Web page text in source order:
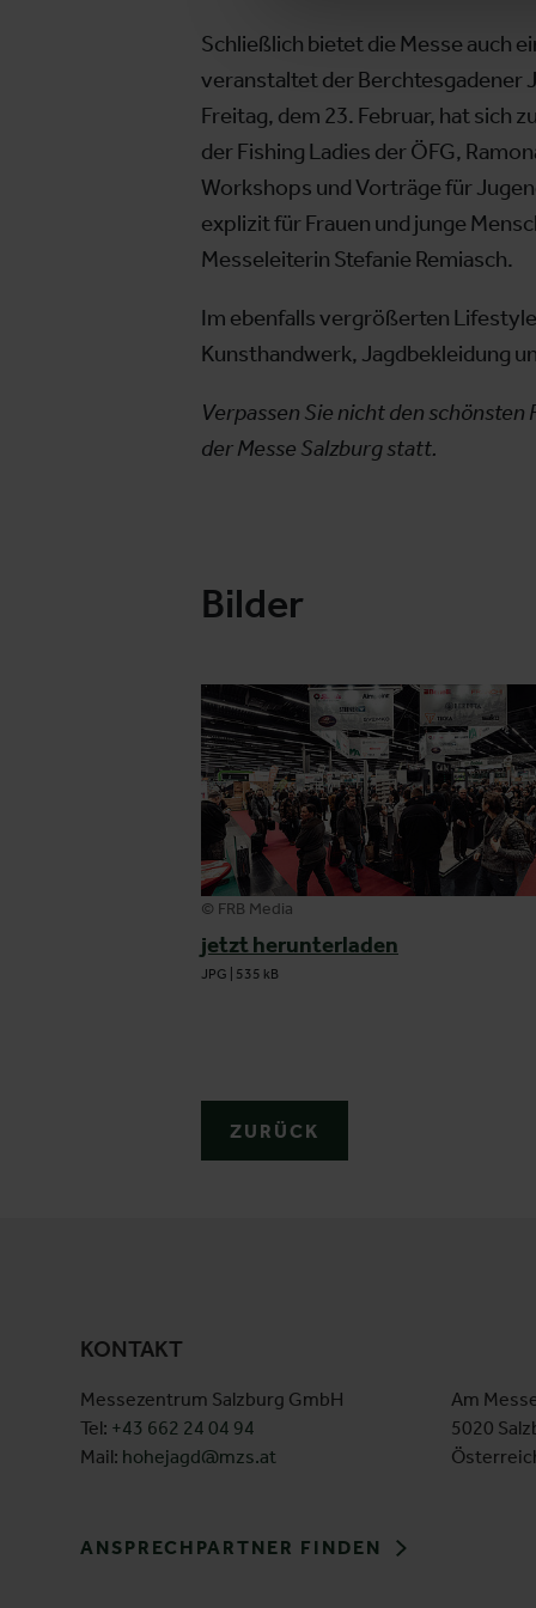
Schließlich bietet die Messe auch
veranstaltet der Berchtesgadener
Freitag, dem 23. Februar, hat sich
der Fishing Ladies der ÖFG,
Workshops und Vorträge für
explizit für Frauen und junge
Messeleiterin Stefanie Remiasch.
Im ebenfalls vergrößerten
Kunsthandwerk, Jagdbekleidung
Verpassen Sie nicht den schönsten
der Messe Salzburg statt.
Bilder
© FRB Media
jetzt herunterladen
JPG 535 kB
ZURÜCK
KONTAKT
Messezentrum Salzburg GmbH
Tel: +43 662 24 04 94
Mail: hohejagd@mzs.at
Am
5020
ANSPRECHPARTNER FINDEN